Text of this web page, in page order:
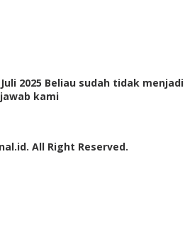
2025 Beliau sudah tidak
kami
All Right Reserved.